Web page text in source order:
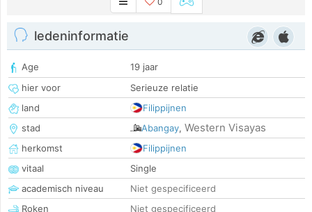
ledeninformatie
Age
19 jaar
hier voor
Serieuze relatie
land
Filippijnen
stad
Abangay, Western Visayas
herkomst
Filippijnen
vitaal
Single
academisch niveau
Niet gespecificeerd
Roken
Niet gespecificeerd